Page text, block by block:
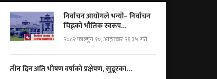
Kalanki-14 Kathmandu, Nepal
+977 01 5234623/ 9851046267
For Adv.: cityemedia@gmail.com
For News.: onnnepal@gmail.com
निर्वाचन आयाेगले भन्याे– निर्वाचन
चिह्नको भौतिक स्वरूप...
२०८२ फाल्गुन १०, आईतवार २१:३५ गते
तीन दिन अति भीषण वर्षाको प्रक्षेपण, सुदूरका...